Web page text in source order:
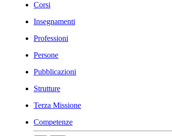
Corsi
Insegnamenti
Professioni
Persone
Pubblicazioni
Strutture
Terza Missione
Competenze